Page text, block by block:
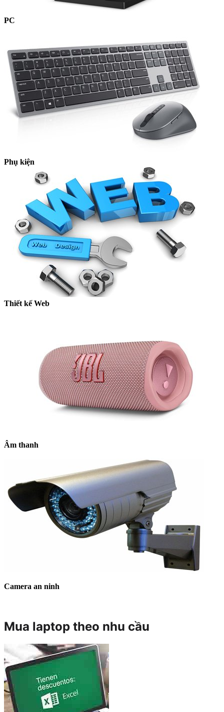
PC
Phụ kiện
Thiết kế Web
Âm thanh
Camera an ninh
Mua laptop theo nhu cầu